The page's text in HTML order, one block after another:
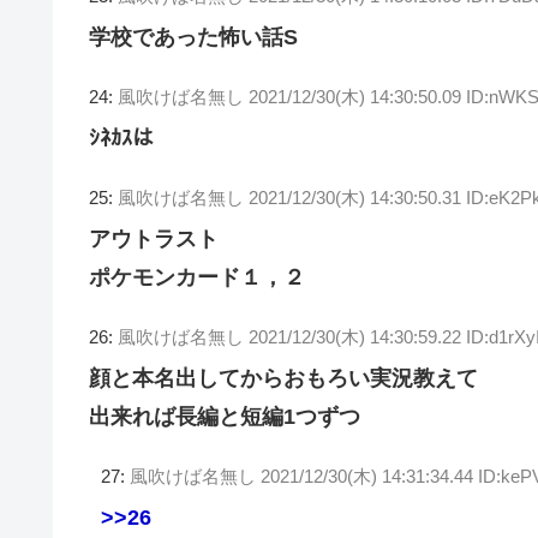
学校であった怖い話S
24: 風吹けば名無し 2021/12/30(木) 14:30:50.09
ｼﾈｶｽは
25: 風吹けば名無し 2021/12/30(木) 14:30:50.31
アウトラスト
ポケモンカード１，２
26: 風吹けば名無し 2021/12/30(木) 14:30:59.22
顔と本名出してからおもろい実況教えて
出来れば長編と短編1つずつ
27: 風吹けば名無し 2021/12/30(木) 14:31:34.44
>>26